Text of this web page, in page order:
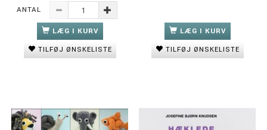
ANTAL
LÆG I KURV
TILFØJ ØNSKELISTE
LÆG I KURV
TILFØJ ØNSKELISTE